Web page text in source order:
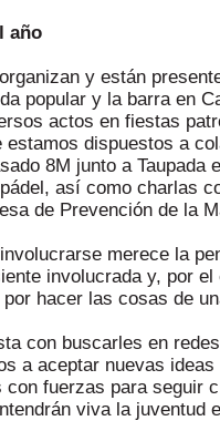
año
y están
popular y la barra en
actos en fiestas
estamos dispuestos a
8M junto a
así como charlas
de Prevención de la
merece la
involucrada y, por
hacer las cosas de
con buscarles en
a aceptar nuevas
con fuerzas para seguir
viva la juventud